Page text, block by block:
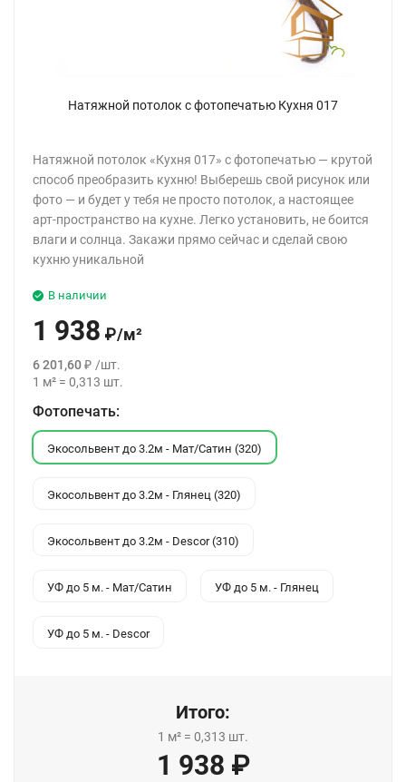
Натяжной потолок с фотопечатью Кухня 017
Натяжной потолок «Кухня 017» с фотопечатью — крутой
способ преобразить кухню! Выберешь свой рисунок или
фото — и будет у тебя не просто потолок, а настоящее
арт-пространство на кухне. Легко установить, не боится
влаги и солнца. Закажи прямо сейчас и сделай свою
кухню уникальной
В наличии
1 938 ₽/м²
6 201,60₽ /шт.
1 м² = 0,313 шт.
Фотопечать:
Экосольвент до 3.2м - Мат/Сатин (320)
Экосольвент до 3.2м - Глянец (320)
Экосольвент до 3.2м - Descor (310)
УФ до 5 м. - Мат/Сатин УФ до 5 м. - Глянец
УФ до 5 м. - Descor
Итого:
1 м² = 0,313 шт.
1 938 ₽